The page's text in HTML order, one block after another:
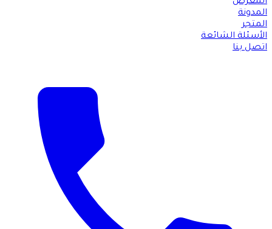
المدونة
المتجر
الأسئلة الشائعة
اتصل بنا